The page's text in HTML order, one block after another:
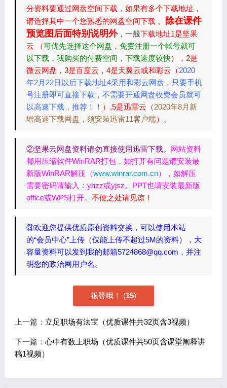
分资料要通过网盘空间下载，如果有多个下载地址，
请选择其中一个您熟悉的网盘空间下载 。
除在课件
预览图后面特别说明外，一般下载地址1是坚果
云 （可优先选择这个网盘，免费注册一个帐号就可
以下载，我购买的付费空间，下载速度较快），2是
微云网盘，3是百度云，4是天翼云或和彩云（2020
年2月22日以后下载地址4采用和彩云网盘，只要手机
号注册即可直接下载，不需要开通网盘收费会员就可
以高速下载，推荐！！ ）,5是迅雷云（2020年8月新
增高速下载网盘，须安装迅雷11客户端）。
②坚果云网盘资料请勿直接使用迅雷下载。 网站资料
都用压缩软件WinRAR打包，如打开有问题请安装最
新版WinRAR解压（www.winrar.com.cn），如解压
需要密码请输入：yhzz或yjsz。PPT也请安装最新版
office或WPS打开。 不便之处请见谅！
③欢迎您提供优质原创资料交换，可以使用本站
的“会员中心”上传（仅能上传不超过5M的资料），大
容量资料可以发到我的邮箱5724868@qq.com，并注
明您的政治网用户名。
很赞哦！ (15)
上一篇： 立足职场有法宝（优质课件共32页含3视频）
下一篇： 心中有数上职场（优质课件共50页含课堂阐释讲
稿1视频）